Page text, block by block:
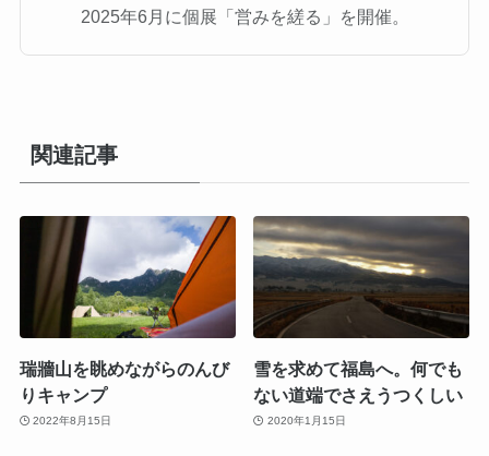
2025年6月に個展「営みを縒る」を開催。
関連記事
瑞牆山を眺めながらのんび
りキャンプ
2022年8月15日
雪を求めて福島へ。何でも
ない道端でさえうつくしい
2020年1月15日